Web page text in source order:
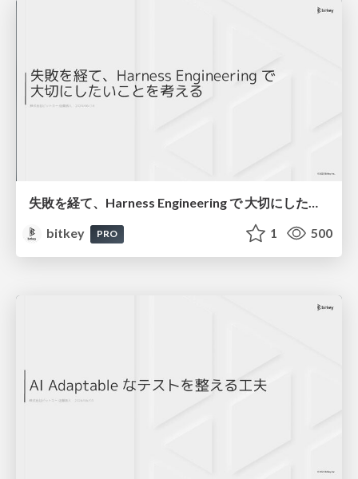
失敗を経て、Harness Engineering で 大切にしたいことを考える / Learning from Failure: What Matters in Harness Engineering
bitkey
PRO 1 500